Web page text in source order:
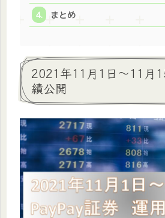
まとめ
2021年11月1日～11月
績公開